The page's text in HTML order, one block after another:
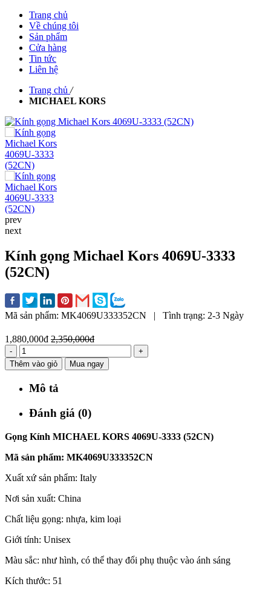
Trang chủ
Về chúng tôi
Sản phẩm
Cửa hàng
Tin tức
Liên hệ
Trang chủ /
MICHAEL KORS
prev
next
Kính gọng Michael Kors 4069U-3333
(52CN)
Mã sản phẩm: MK4069U333352CN | Tình trạng: 2-3 Ngày
1,880,000đ 2,350,000đ
-
+
Thêm vào giỏ
Mua ngay
Mô tả
Đánh giá (0)
Gọng Kính MICHAEL KORS 4069U-3333 (52CN)
Mã sản phẩm: MK4069U333352CN
Xuất xứ sản phẩm: Italy
Nơi sản xuất: China
Chất liệu gọng: nhựa, kim loại
Giới tính: Unisex
Màu sắc: như hình, có thể thay đổi phụ thuộc vào ánh sáng
Kích thước: 51